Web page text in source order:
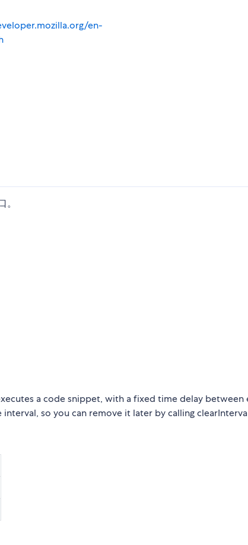
en-
a code snippet, with a fixed time delay between
so you can remove it later by calling